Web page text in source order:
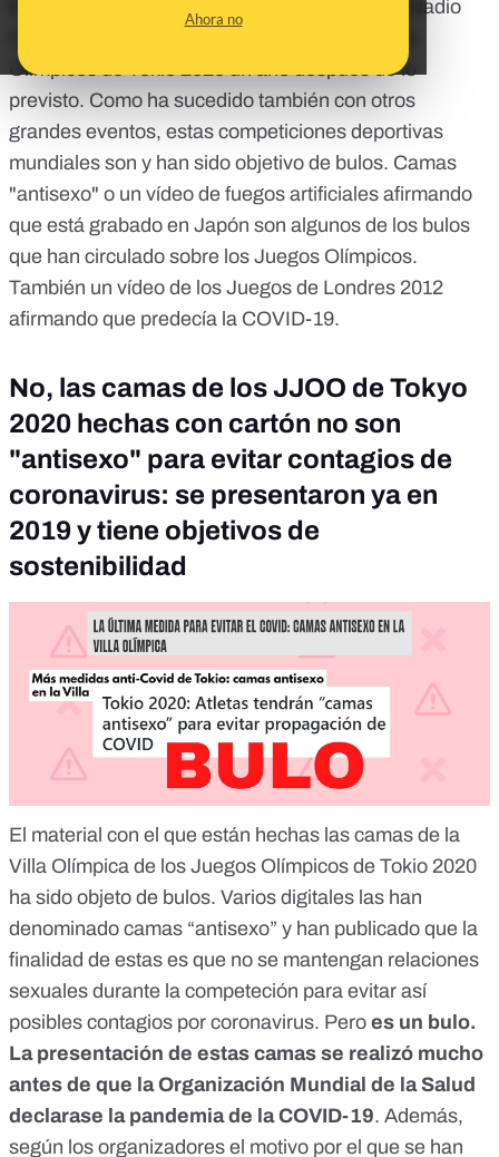
Ahora no
Este 23 de julio llega la antorcha olímpica al Estadio
Olímpicos de Tokio 2020 un año después de lo
previsto. Como ha sucedido también con otros
grandes eventos, estas competiciones deportivas
mundiales son y han sido objetivo de bulos. Camas
"antisexo" o un vídeo de fuegos artificiales afirmando
que está grabado en Japón son algunos de los bulos
que han circulado sobre los Juegos Olímpicos.
También un vídeo de los Juegos de Londres 2012
afirmando que predecía la COVID-19.
No, las camas de los JJOO de Tokyo
2020 hechas con cartón no son
"antisexo" para evitar contagios de
coronavirus: se presentaron ya en
2019 y tiene objetivos de
sostenibilidad
El material con el que están hechas las camas de la
Villa Olímpica de los Juegos Olímpicos de Tokio 2020
ha sido objeto de bulos. Varios digitales las han
denominado camas “antisexo” y han publicado que la
finalidad de estas es que no se mantengan relaciones
sexuales durante la competeción para evitar así
posibles contagios por coronavirus. Pero es un bulo.
La presentación de estas camas se realizó mucho
antes de que la Organización Mundial de la Salud
declarase la pandemia de la COVID-19. Además,
según los organizadores el motivo por el que se han